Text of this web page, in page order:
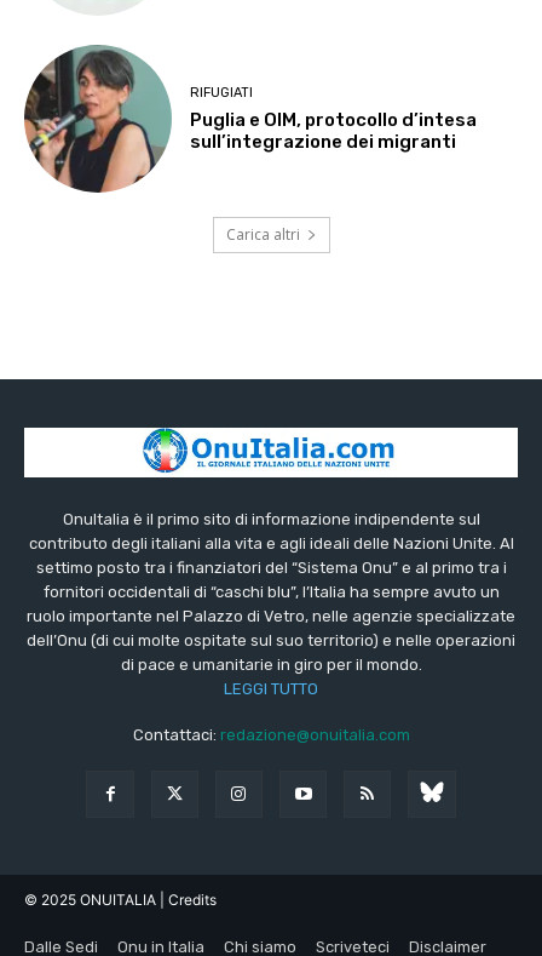
RIFUGIATI
Puglia e OIM, protocollo d’intesa
sull’integrazione dei migranti
Carica altri
OnuItalia è il primo sito di informazione indipendente sul
contributo degli italiani alla vita e agli ideali delle Nazioni Unite. Al
settimo posto tra i finanziatori del “Sistema Onu” e al primo tra i
fornitori occidentali di “caschi blu”, l’Italia ha sempre avuto un
ruolo importante nel Palazzo di Vetro, nelle agenzie specializzate
dell’Onu (di cui molte ospitate sul suo territorio) e nelle operazioni
di pace e umanitarie in giro per il mondo.
LEGGI TUTTO
Contattaci: redazione@onuitalia.com
© 2025 ONUITALIA | Credits
Dalle Sedi Onu in Italia Chi siamo Scriveteci Disclaimer